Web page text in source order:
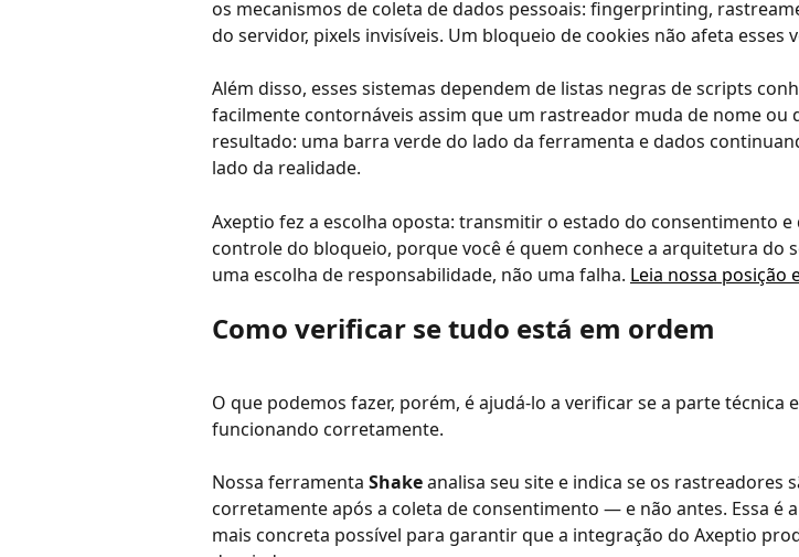
os mecanismos de coleta de dados pessoais: fingerprinting,
do servidor, pixels invisíveis. Um bloqueio de cookies não afeta esses
Além disso, esses sistemas dependem de listas negras de scripts
facilmente contornáveis assim que um rastreador muda de nome ou
resultado: uma barra verde do lado da ferramenta e dados
lado da realidade.
Axeptio fez a escolha oposta: transmitir o estado do consentimento e
controle do bloqueio, porque você é quem conhece a arquitetura do
uma escolha de responsabilidade, não uma falha. Leia nossa posição
Como verificar se tudo está em ordem
O que podemos fazer, porém, é ajudá-lo a verificar se a parte técnica
funcionando corretamente.
Nossa ferramenta Shake analisa seu site e indica se os rastreadores
corretamente após a coleta de consentimento — e não antes. Essa é
mais concreta possível para garantir que a integração do Axeptio